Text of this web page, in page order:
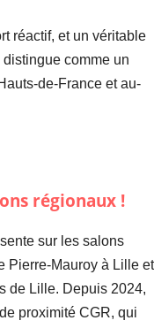
réactif, et un véritable
distingue comme un
de-France et au-
régionaux !
sur les salons
Pierre-Mauroy à Lille et
de Lille. Depuis 2024,
proximité CGR, qui